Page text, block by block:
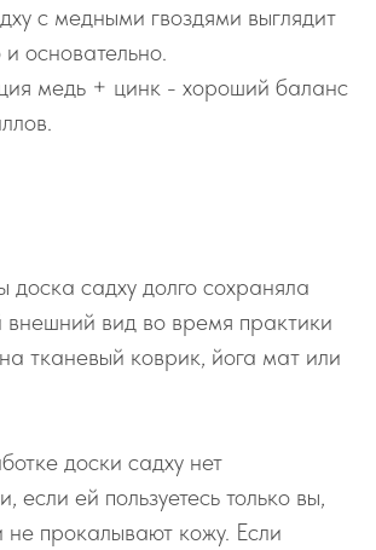
с медными гвоздями выглядит
основательно.
медь + цинк - хороший баланс
доска садху долго сохраняла
внешний вид во время практики
тканевый коврик, йога мат или
доски садху нет
если ей пользуетесь только вы,
не прокалывают кожу. Если